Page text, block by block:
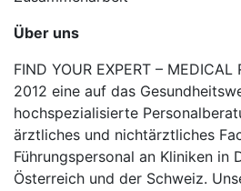
Über uns
FIND YOUR EXPERT –
2012 eine auf das
hochspezialisierte
ärztliches und nichtärztliches
Führungspersonal an Kliniken in
Österreich und der Schweiz.